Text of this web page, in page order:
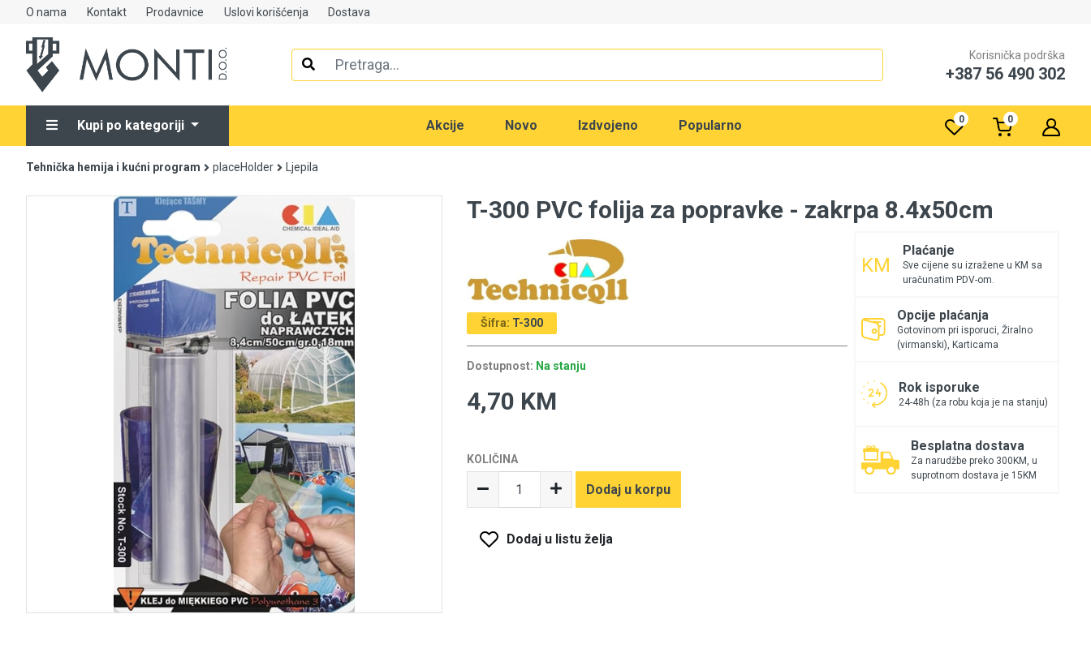
O nama Kontakt Prodavnice Uslovi korišćenja Dostava
Korisnička podrška
+387 56 490 302
Kupi po kategoriji Akcije Novo Izdvojeno Popularno 0 0
Alati
Elektrooprema
Grijanje i klimatizacija
Mjerno-regulaciona oprema
Tehnička hemija i kućni program
Tehnička hemija i kućni program placeHolder Ljepila
T-300 PVC folija za popravke - zakrpa 8.4x50cm
Šifra: T-300
Dostupnost: Na stanju
4,70 KM
KOLIČINA
Dodaj u korpu
Dodaj u listu želja
Plaćanje
Sve cijene su izražene u KM sa
uračunatim PDV-om.
Opcije plaćanja
Gotovinom pri isporuci, Žiralno
(virmanski), Karticama
Rok isporuke
24-48h (za robu koja je na stanju)
Besplatna dostava
Za narudžbe preko 300KM, u
suprotnom dostava je 15KM